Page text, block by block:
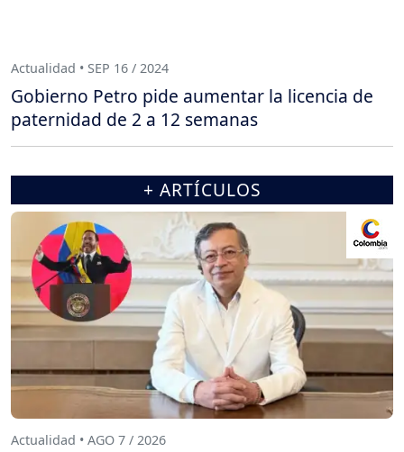
Actualidad • SEP 16 / 2024
Gobierno Petro pide aumentar la licencia de
paternidad de 2 a 12 semanas
+ ARTÍCULOS
Actualidad • AGO 7 / 2026